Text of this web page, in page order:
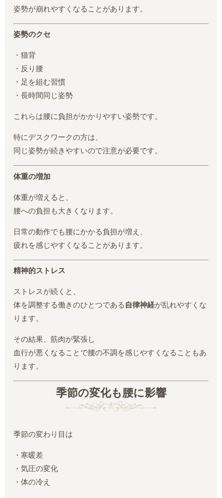
姿勢が崩れやすくなることがあります。
姿勢のクセ
・猫背
・反り腰
・足を組む習慣
・長時間同じ姿勢
これらは腰に負担がかかりやすい姿勢です。
特にデスクワークの方は、
同じ姿勢が続きやすいので注意が必要です。
体重の増加
体重が増えると、
腰への負担も大きくなります。
日常の動作でも腰にかかる負担が増え、
疲れを感じやすくなることがあります。
精神的ストレス
ストレスが続くと、
体を調整する働きのひとつである 自律神経が乱れやすくな
ります。
その結果、筋肉が緊張し
血行が悪くなることで腰の不調を感じやすくなることもあ
ります。
季節の変化も腰に影響
季節の変わり目は
・寒暖差
・気圧の変化
・体の冷え